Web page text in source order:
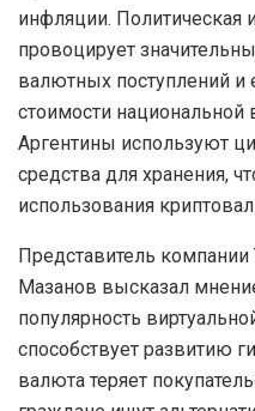
инфляции. Политическая
провоцирует
валютных поступлений
стоимости
Аргентины используют
средства для хранения,
использования
Представитель
Мазанов высказал
популярность
способствует развитию
валюта теряет